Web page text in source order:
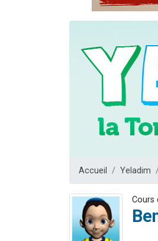
Accueil Yeladim
Cours